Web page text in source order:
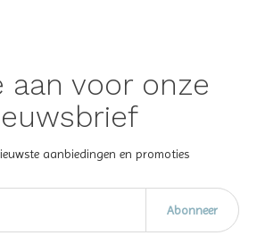
aan voor onze
aanbiedingen en promoties
Abonneer